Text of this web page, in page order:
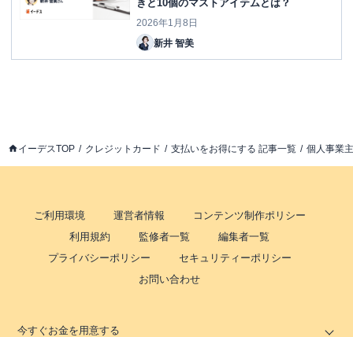
きと10個のマストアイテムとは？
2026年1月8日
新井 智美
イーデスTOP クレジットカード 支払いをお得にする 記事一覧 個人事業
ご利用環境 運営者情報
コンテンツ制作ポリシー
利用規約
監修者一覧
編集者一覧
プライバシーポリシー
セキュリティーポリシー
お問い合わせ
今すぐお金を用意する